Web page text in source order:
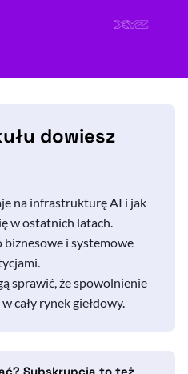
dowiesz
na infrastrukturę AI i jak
w ostatnich latach.
biznesowe i systemowe
sprawić, że spowolnienie
cały rynek giełdowy.